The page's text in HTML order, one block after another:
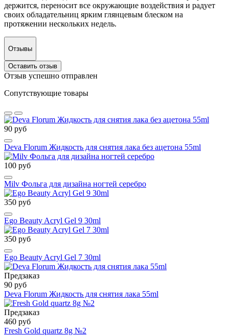
держится, переносит все окружающие воздействия и радует
своих обладательниц ярким глянцевым блеском на
протяжении нескольких недель.
Отзывы
Оставить отзыв
Отзыв успешно отправлен
Сопутствующие товары
90 руб
Deva Florum Жидкость для снятия лака без ацетона 55ml
100 руб
Milv Фольга для дизайна ногтей серебро
350 руб
Ego Beauty Acryl Gel 9 30ml
350 руб
Ego Beauty Acryl Gel 7 30ml
Предзаказ
90 руб
Deva Florum Жидкость для снятия лака 55ml
Предзаказ
460 руб
Fresh Gold quartz 8g №2